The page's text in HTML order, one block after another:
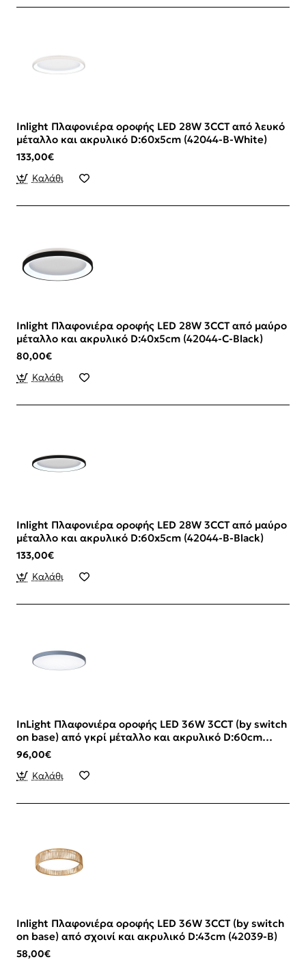
Inlight Πλαφονιέρα οροφής LED 28W 3CCT από λευκό
μέταλλο και ακρυλικό D:60x5cm (42044-B-White)
133,00€
Καλάθι
Inlight Πλαφονιέρα οροφής LED 28W 3CCT από μαύρο
μέταλλο και ακρυλικό D:40x5cm (42044-C-Black)
80,00€
Καλάθι
Inlight Πλαφονιέρα οροφής LED 28W 3CCT από μαύρο
μέταλλο και ακρυλικό D:60x5cm (42044-B-Black)
133,00€
Καλάθι
InLight Πλαφονιέρα οροφής LED 36W 3CCT (by switch
on base) από γκρί μέταλλο και ακρυλικό D:60cm
(42035-B-Gray)
96,00€
Καλάθι
Inlight Πλαφονιέρα οροφής LED 36W 3CCT (by switch
on base) από σχοινί και ακρυλικό D:43cm (42039-B)
58,00€